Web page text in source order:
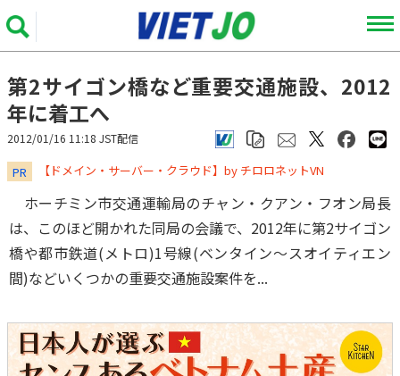
第2サイゴン橋など重要交通施設、2012
年に着工へ
2012/01/16 11:18 JST配信
PR ​​​​​​​【ドメイン・サーバー・クラウド】by チロロネットVN
ホーチミン市交通運輸局のチャン・クアン・フオン局長
は、このほど開かれた同局の会議で、2012年に第2サイゴン
橋や都市鉄道(メトロ)1号線(ベンタイン～スオイティエン
間)などいくつかの重要交通施設案件を...